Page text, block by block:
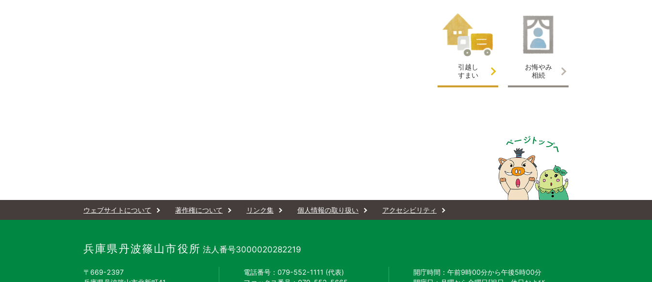
引越し
すまい
お悔やみ
相続
ウェブサイトについて 著作権について リンク集 個人情報の取り扱い アクセシビリティ
兵庫県丹波篠山市役所 法人番号3000020282219
〒669-2397
電話番号：079-552-1111 (代表)
開庁時間：午前9時00分から午後5時00分